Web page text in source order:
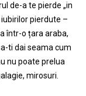
de-a te pierde „in
pierdute –
într-o țara araba,
ti dai seama cum
nu poate prelua
mirosuri.